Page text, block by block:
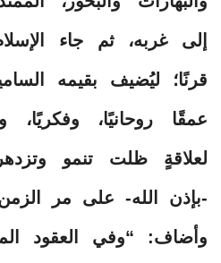
إلى غربه، ثم جاء
قرنًا؛ ليُضيف بقيمه
عمقًا روحانيًا، وفكريًا،
لعلاقةٍ ظلت تنمو
-بإذن الله- على مر
وأضاف: “وفي العقود